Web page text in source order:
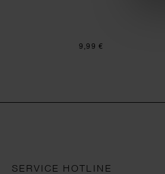
9,99 €
SERVICE HOTLINE